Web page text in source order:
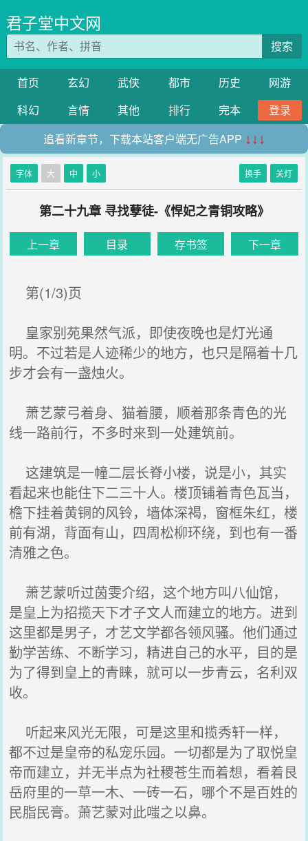
君子堂中文网
搜索
首页 玄幻 武侠 都市 历史
网游
科幻
言情 其他 排行 完本
登录
追看新章节，下载本站客户端无广告APP ↓↓↓
字体 大 中 小 换手 关灯
第二十九章 寻找孽徒-《悍妃之青铜攻略》
上一章 目录 存书签 下一章
第(1/3)页
皇家别苑果然气派，即使夜晚也是灯光通
明。不过若是人迹稀少的地方，也只是隔着十几
步才会有一盏烛火。
萧艺蒙弓着身、猫着腰，顺着那条青色的光
线一路前行，不多时来到一处建筑前。
这建筑是一幢二层长脊小楼，说是小，其实
看起来也能住下二三十人。楼顶铺着青色瓦当，
檐下挂着黄铜的风铃，墙体深褐，窗框朱红，楼
前有湖，背面有山，四周松柳环绕，到也有一番
清雅之色。
萧艺蒙听过茵雯介绍，这个地方叫八仙馆，
是皇上为招揽天下才子文人而建立的地方。进到
这里都是男子，才艺文学都各领风骚。他们通过
勤学苦练、不断学习，精进自己的水平，目的是
为了得到皇上的青睐，就可以一步青云，名利双
收。
听起来风光无限，可是这里和揽秀轩一样，
都不过是皇帝的私宠乐园。一切都是为了取悦皇
帝而建立，并无半点为社稷苍生而着想，看着艮
岳府里的一草一木、一砖一石，哪个不是百姓的
民脂民膏。萧艺蒙对此嗤之以鼻。